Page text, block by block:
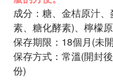
成分：糖、 金桔原汁、
素、 糖化酵素)、檸檬原
保存期限：18個月(未
保存方式：常溫(開封
份)